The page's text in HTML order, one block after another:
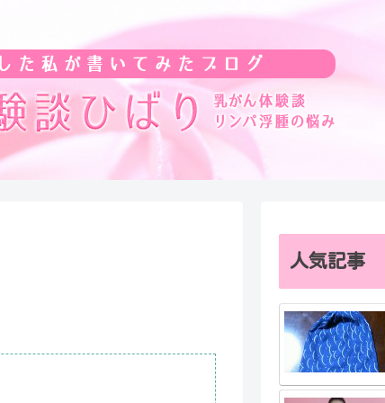
人気記事